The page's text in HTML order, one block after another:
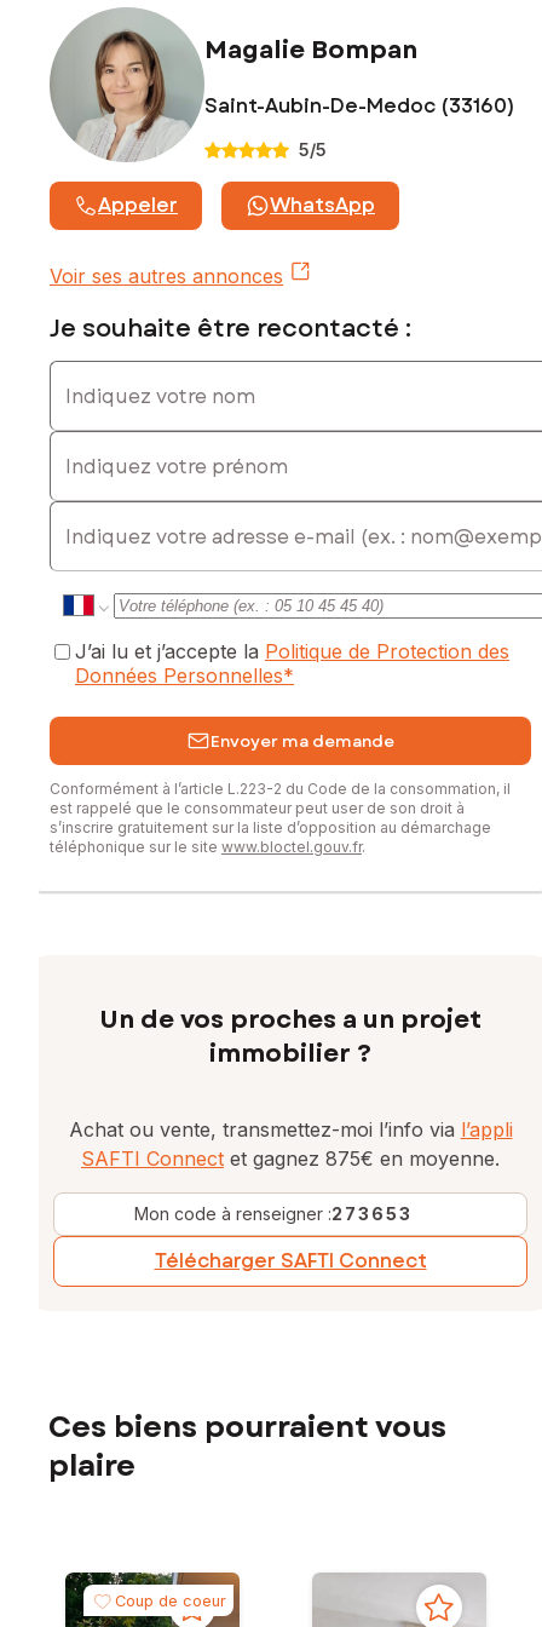
exposé sont disponibles sur le site Géorisques :
www.georisques.gouv.fr
Prix de vente : 188 500 €
Honoraires charge vendeur
0677241351, E-mail : magalie.bompan@safti.fr - EI - Agent
commercial immatriculé au RSAC de Bordeaux sous le
Magalie Bompan
Saint-Aubin-De-Medoc (33160)
5/5
Appeler WhatsApp
Voir ses autres annonces
Je souhaite être recontacté :
Indiquez votre nom
Indiquez votre prénom
E-mail
J’ai lu et j’accepte la Politique de Protection des
Données Personnelles*
Envoyer ma demande
Conformément à l’article L.223-2 du Code de la consommation, il
est rappelé que le consommateur peut user de son droit à
s’inscrire gratuitement sur la liste d’opposition au démarchage
téléphonique sur le site www.bloctel.gouv.fr.
Un de vos proches a un projet
immobilier ?
Achat ou vente, transmettez-moi l’info via l’appli
SAFTI Connect et gagnez 875€ en moyenne.
Mon code à renseigner :273653
Télécharger SAFTI Connect
Ces biens pourraient vous
plaire
Coup de coeur